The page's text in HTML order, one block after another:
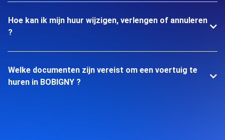
Hoe kan ik mijn huur wijzigen, verlengen of annuleren
?
Welke documenten zijn vereist om een voertuig te
huren in BOBIGNY ?